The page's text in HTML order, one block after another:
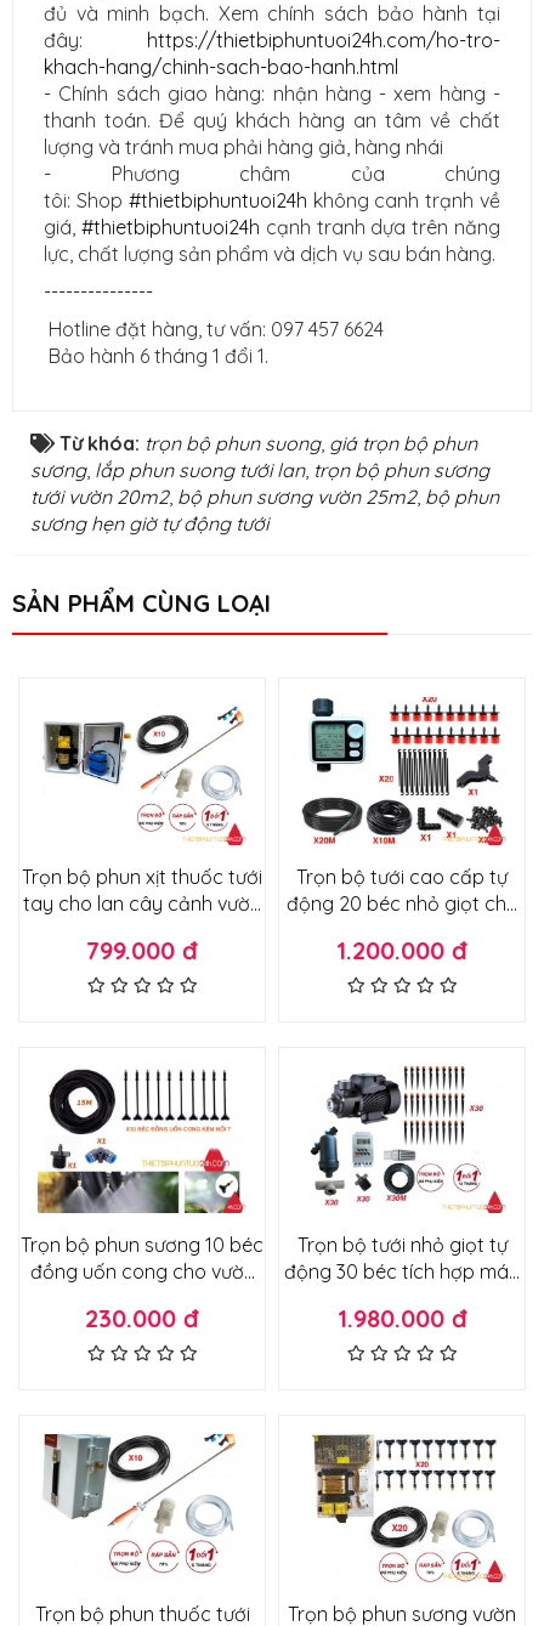
đủ và minh bạch. Xem chính sách bảo hành tại
đây: https://thietbiphuntuoi24h.com/ho-tro-
khach-hang/chinh-sach-bao-hanh.html
- Chính sách giao hàng: nhận hàng - xem hàng -
thanh toán. Để quý khách hàng an tâm về chất
lượng và tránh mua phải hàng giả, hàng nhái
- Phương châm của chúng
tôi: Shop #thietbiphuntuoi24h không canh trạnh về
giá, #thietbiphuntuoi24h cạnh tranh dựa trên năng
lực, chất lượng sản phẩm và dịch vụ sau bán hàng.
---------------
Hotline đặt hàng, tư vấn: 097 457 6624
Bảo hành 6 tháng 1 đổi 1.
Từ khóa: trọn bộ phun suong, giá trọn bộ phun
sương, lắp phun suong tưới lan, trọn bộ phun sương
tưới vườn 20m2, bộ phun sương vườn 25m2, bộ phun
sương hẹn giờ tự động tưới
SẢN PHẨM CÙNG LOẠI
Trọn bộ phun xịt thuốc tưới
tay cho lan cây cảnh vườn
không dùng điện 220v ráp
tủ điện siêu gọn nhẹ
799.000 đ
Trọn bộ tưới cao cấp tự
động 20 béc nhỏ giọt cho
cây cảnh không cần máy
bơm lắp trực tiếp đường
1.200.000 đ
Trọn bộ phun sương 10 béc
đồng uốn cong cho vườn
không cần máy bơm lắp
trực tiếp đường nước
230.000 đ
Trọn bộ tưới nhỏ giọt tự
động 30 béc tích hợp máy
hành 12 tháng
1.980.000 đ
Trọn bộ phun thuốc tưới Trọn bộ phun sương vườn